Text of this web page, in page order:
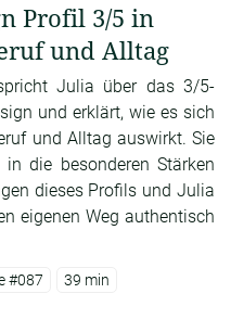
Profil 3/5 in
und Alltag
Julia über das 3/5-
und erklärt, wie es sich
und Alltag auswirkt. Sie
die besonderen Stärken
dieses Profils und Julia
eigenen Weg authentisch
#087 39 min